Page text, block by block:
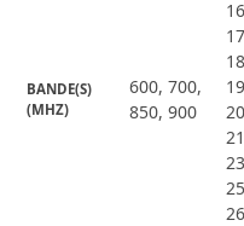
BANDE(S)
(MHZ)
600, 700,
850, 900